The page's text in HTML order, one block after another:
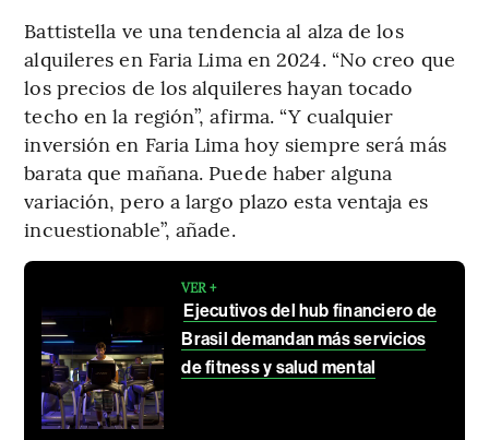
Battistella ve una tendencia al alza de los
alquileres en Faria Lima en 2024. “No creo que
los precios de los alquileres hayan tocado
techo en la región”, afirma. “Y cualquier
inversión en Faria Lima hoy siempre será más
barata que mañana. Puede haber alguna
variación, pero a largo plazo esta ventaja es
incuestionable”, añade.
VER +
Ejecutivos del hub financiero de
Brasil demandan más servicios
de fitness y salud mental